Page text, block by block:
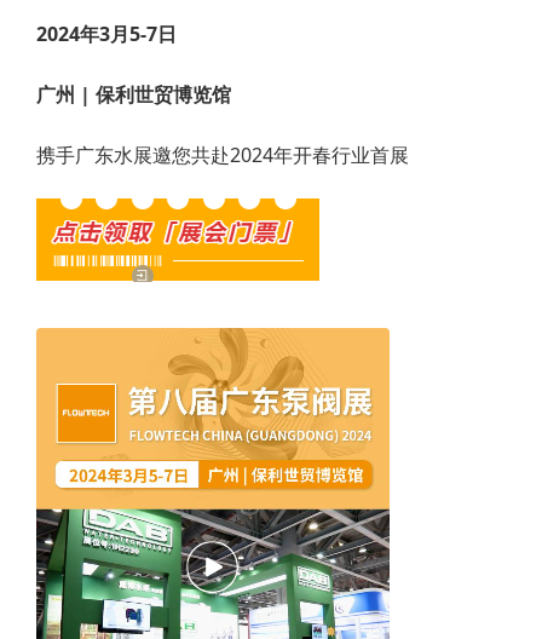
2024年3月5-7日
广州 | 保利世贸博览馆
携手广东水展邀您共赴2024年开春行业首展